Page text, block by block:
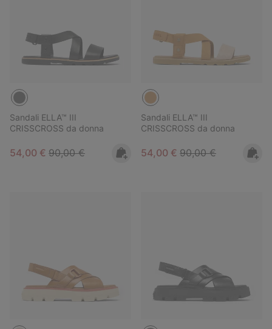
Sandali ELLA™ III
CRISSCROSS da donna
Sale price:
54,00 € Regular price:
90,00 €
Sandali ELLA™ III
CRISSCROSS da donna
Sale price:
54,00 € Regular price:
90,00 €